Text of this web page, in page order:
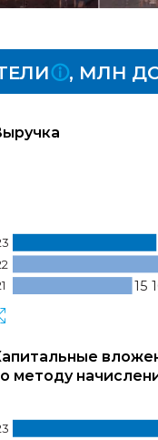
, МЛН
15
методу